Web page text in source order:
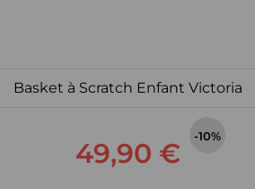
Basket à Scratch Enfant Victoria
49,90 €
-10%